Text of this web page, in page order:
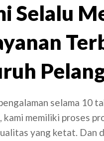
Selalu
selama 10
kami memiliki proses
yang ketat. Dan